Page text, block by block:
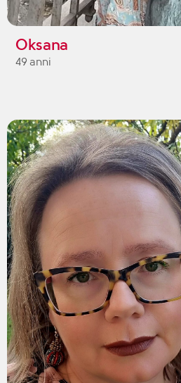
Oksana
49 anni